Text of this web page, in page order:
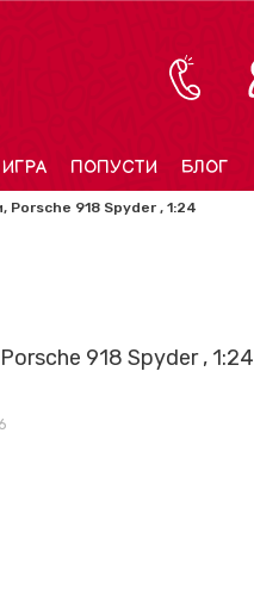
ИГРА ПОПУСТИ БЛОГ
Porsche 918 Spyder , 1:24
918 Spyder , 1:24